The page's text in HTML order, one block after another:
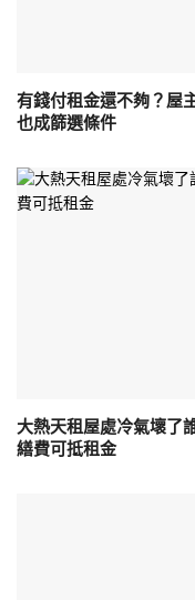
有錢付租金還不夠？屋
也成篩選條件
大熱天租屋處冷氣壞
繕費可抵租金